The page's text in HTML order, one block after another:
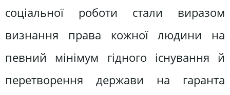
соціальної роботи стали виразом
визнання права кожної людини на
певний мінімум гідного існування й
перетворення держави на гаранта